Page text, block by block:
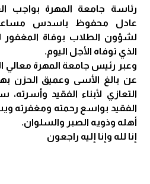
رئاسة جامعة المهرة بواجب
عادل محفوظ باسدس مساعد
لشؤون الطلاب بوفاة المغفور
الذي توفاه الأجل اليوم.
وعبر رئيس جامعة المهرة معالي
عن بالغ الأسى وعميق الحزن
التعازي لأبناء الفقيد وأسرته،
الفقيد بواسع رحمته ومغفرته
أهله وذويه الصبر والسلوان.
إنا لله وإنا إليه راجعون